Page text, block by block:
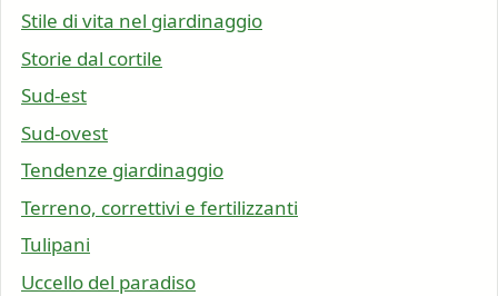
Stile di vita nel giardinaggio
Storie dal cortile
Sud-est
Sud-ovest
Tendenze giardinaggio
Terreno, correttivi e fertilizzanti
Tulipani
Uccello del paradiso